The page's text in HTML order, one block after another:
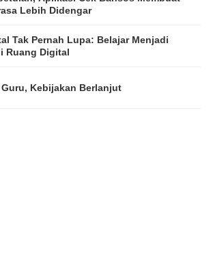
Lebih Didengar
Tak Pernah Lupa: Belajar Menjadi
Ruang Digital
Kebijakan Berlanjut